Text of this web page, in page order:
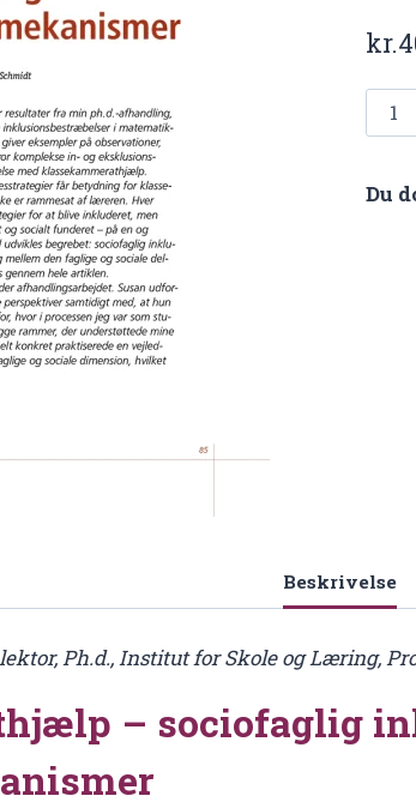
kr.
Fra
2017-
Du
Beskrivelse
Ph.d., Institut for Skole og Læring,
– sociofaglig